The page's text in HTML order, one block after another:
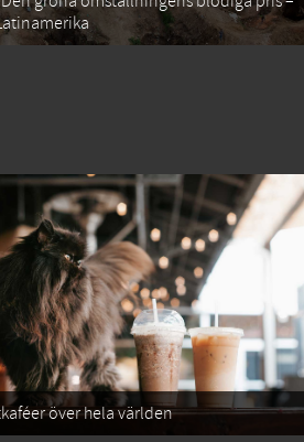
över hela världen